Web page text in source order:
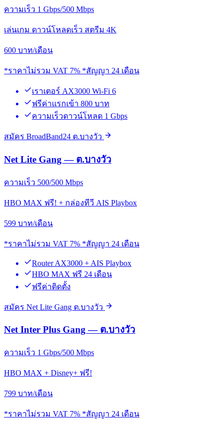
ความเร็ว 1 Gbps/500 Mbps
เล่นเกม ดาวน์โหลดเร็ว สตรีม 4K
600 บาท/เดือน
*ราคาไม่รวม VAT 7% *สัญญา 24 เดือน
เราเตอร์ AX3000 Wi-Fi 6
ฟรีค่าแรกเข้า 800 บาท
ความเร็วดาวน์โหลด 1 Gbps
สมัคร BroadBand24 ต.บางวัว
Net Lite Gang — ต.บางวัว
ความเร็ว 500/500 Mbps
HBO MAX ฟรี! + กล่องทีวี AIS Playbox
599 บาท/เดือน
*ราคาไม่รวม VAT 7% *สัญญา 24 เดือน
Router AX3000 + AIS Playbox
HBO MAX ฟรี 24 เดือน
ฟรีค่าติดตั้ง
สมัคร Net Lite Gang ต.บางวัว
Net Inter Plus Gang — ต.บางวัว
ความเร็ว 1 Gbps/500 Mbps
HBO MAX + Disney+ ฟรี!
799 บาท/เดือน
*ราคาไม่รวม VAT 7% *สัญญา 24 เดือน